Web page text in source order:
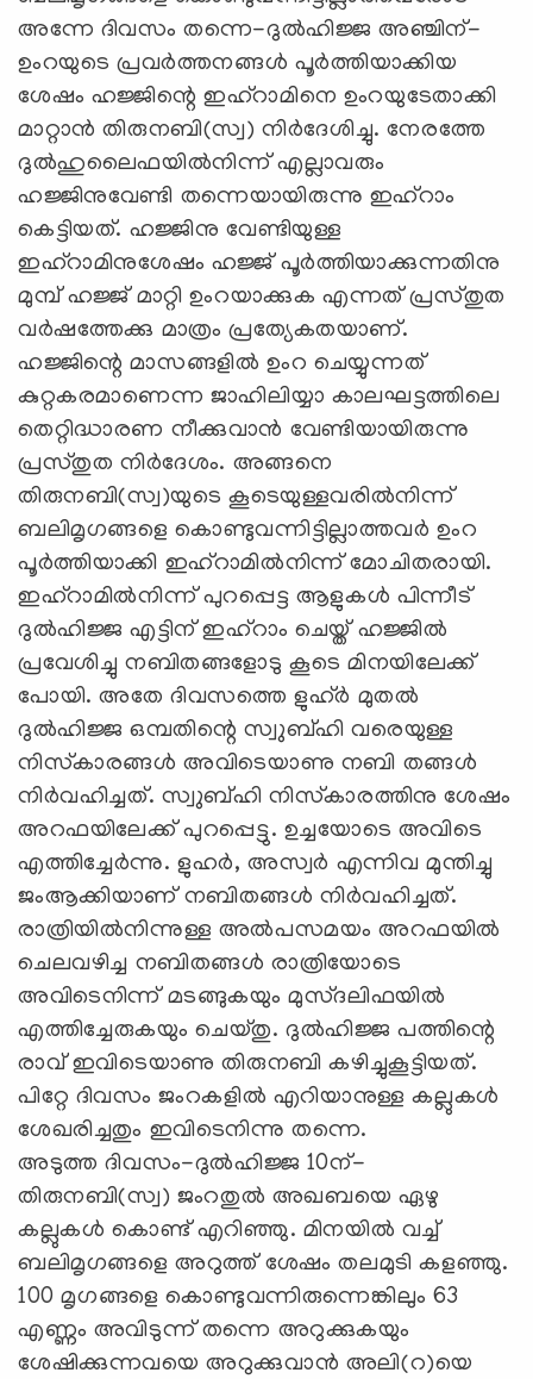
അന്നേ ദിവസം തന്നെ-ദുല്‍ഹിജ്ജ അഞ്ചിന്-
ഉംറയുടെ പ്രവര്‍ത്തനങ്ങള്‍ പൂര്‍ത്തിയാക്കിയ
ശേഷം ഹജ്ജിന്റെ ഇഹ്‌റാമിനെ ഉംറയുടേതാക്കി
മാറ്റാന്‍ തിരുനബി(സ്വ) നിര്‍ദേശിച്ചു. നേരത്തേ
ദുല്‍ഹുലൈഫയില്‍നിന്ന് എല്ലാവരും
ഹജ്ജിനുവേണ്ടി തന്നെയായിരുന്നു ഇഹ്‌റാം
കെട്ടിയത്. ഹജ്ജിനു വേണ്ടിയുള്ള
ഇഹ്‌റാമിനുശേഷം ഹജ്ജ് പൂര്‍ത്തിയാക്കുന്നതിനു
മുമ്പ് ഹജ്ജ് മാറ്റി ഉംറയാക്കുക എന്നത് പ്രസ്തുത
വര്‍ഷത്തേക്കു മാത്രം പ്രത്യേകതയാണ്.
ഹജ്ജിന്റെ മാസങ്ങളില്‍ ഉംറ ചെയ്യുന്നത്
കുറ്റകരമാണെന്ന ജാഹിലിയ്യാ കാലഘട്ടത്തിലെ
തെറ്റിദ്ധാരണ നീക്കുവാന്‍ വേണ്ടിയായിരുന്നു
പ്രസ്തുത നിര്‍ദേശം. അങ്ങനെ
തിരുനബി(സ്വ)യുടെ കൂടെയുള്ളവരില്‍നിന്ന്
ബലിമൃഗങ്ങളെ കൊണ്ടുവന്നിട്ടില്ലാത്തവര്‍ ഉംറ
പൂര്‍ത്തിയാക്കി ഇഹ്‌റാമില്‍നിന്ന് മോചിതരായി.
ഇഹ്‌റാമില്‍നിന്ന് പുറപ്പെട്ട ആളുകള്‍ പിന്നീട്
ദുല്‍ഹിജ്ജ എട്ടിന് ഇഹ്‌റാം ചെയ്ത് ഹജ്ജില്‍
പ്രവേശിച്ചു നബിതങ്ങളോടു കൂടെ മിനയിലേക്ക്
പോയി. അതേ ദിവസത്തെ ളുഹ്ര്‍ മുതല്‍
ദുല്‍ഹിജ്ജ ഒമ്പതിന്റെ സ്വുബ്ഹി വരെയുള്ള
നിസ്‌കാരങ്ങള്‍ അവിടെയാണു നബി തങ്ങള്‍
നിര്‍വഹിച്ചത്. സ്വുബ്ഹി നിസ്‌കാരത്തിനു ശേഷം
അറഫയിലേക്ക് പുറപ്പെട്ടു. ഉച്ചയോടെ അവിടെ
എത്തിച്ചേര്‍ന്നു. ളുഹര്‍, അസ്വര്‍ എന്നിവ മുന്തിച്ചു
ജംആക്കിയാണ് നബിതങ്ങള്‍ നിര്‍വഹിച്ചത്.
രാത്രിയില്‍നിന്നുള്ള അല്‍പസമയം അറഫയില്‍
ചെലവഴിച്ച നബിതങ്ങള്‍ രാത്രിയോടെ
അവിടെനിന്ന് മടങ്ങുകയും മുസ്ദലിഫയില്‍
എത്തിച്ചേരുകയും ചെയ്തു. ദുല്‍ഹിജ്ജ പത്തിന്റെ
രാവ് ഇവിടെയാണു തിരുനബി കഴിച്ചുകൂട്ടിയത്.
പിറ്റേ ദിവസം ജംറകളില്‍ എറിയാനുള്ള കല്ലുകള്‍
ശേഖരിച്ചതും ഇവിടെനിന്നു തന്നെ.
അടുത്ത ദിവസം-ദുല്‍ഹിജ്ജ 10ന്-
തിരുനബി(സ്വ) ജംറതുല്‍ അഖബയെ ഏഴു
കല്ലുകള്‍ കൊണ്ട് എറിഞ്ഞു. മിനയില്‍ വച്ച്
ബലിമൃഗങ്ങളെ അറുത്ത് ശേഷം തലമുടി കളഞ്ഞു.
100 മൃഗങ്ങളെ കൊണ്ടുവന്നിരുന്നെങ്കിലും 63
എണ്ണം അവിടുന്ന് തന്നെ അറുക്കുകയും
ശേഷിക്കുന്നവയെ അറുക്കുവാന്‍ അലി(റ)യെ